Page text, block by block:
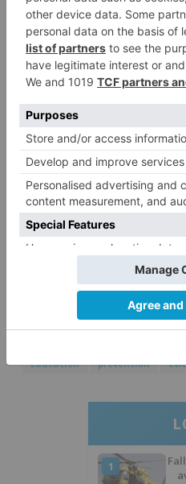
Por su parte, la
Marzo, Estrella Paredes
de Estado entre los
para blindar los
víctimas de violencia
no existe debido a los
insistido en la necesidad
asignatura de educación
hombres y mujeres.
Educación prevención
1